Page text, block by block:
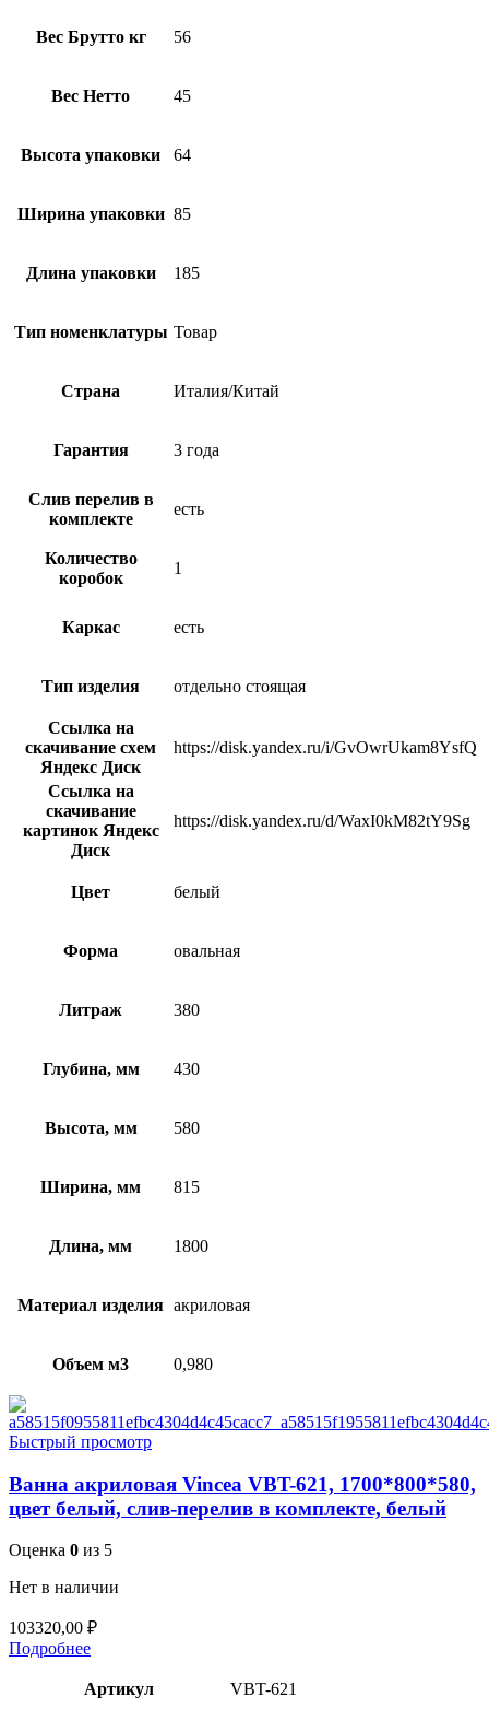
Вес Брутто кг 56
Вес Нетто 45
Высота упаковки 64
Ширина упаковки 85
Длина упаковки 185
Тип номенклатуры Товар
Страна Италия/Китай
Гарантия 3 года
Слив перелив в
комплекте
есть
Количество
коробок
1
Каркас есть
Тип изделия отдельно стоящая
Ссылка на
скачивание схем
Яндекс Диск
https://disk.yandex.ru/i/GvOwrUkam8YsfQ
Ссылка на
скачивание
картинок Яндекс
Диск
https://disk.yandex.ru/d/WaxI0kM82tY9Sg
Цвет белый
Форма овальная
Литраж 380
Глубина, мм 430
Высота, мм 580
Ширина, мм 815
Длина, мм 1800
Материал изделия акриловая
Объем м3 0,980
Быстрый просмотр
Ванна акриловая Vincea VBT-621, 1700*800*580,
цвет белый, слив-перелив в комплекте, белый
Оценка 0 из 5
Нет в наличии
103320,00 ₽
Подробнее
Артикул VBT-621